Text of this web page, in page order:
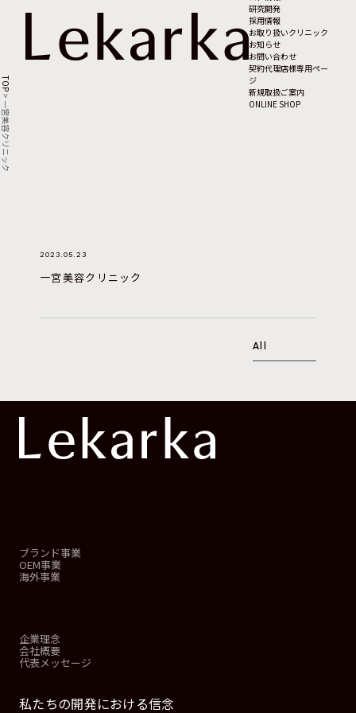
研究開発
採用情報
お取り扱いクリニック
お知らせ
お問い合わせ
契約代理店様専用ペー
ジ
新規取扱ご案内
ONLINE SHOP
TOP
>
一宮美容クリニック
2023.05.23
一宮美容クリニック
All
ブランド事業
OEM事業
海外事業
企業理念
会社概要
代表メッセージ
私たちの開発における信念